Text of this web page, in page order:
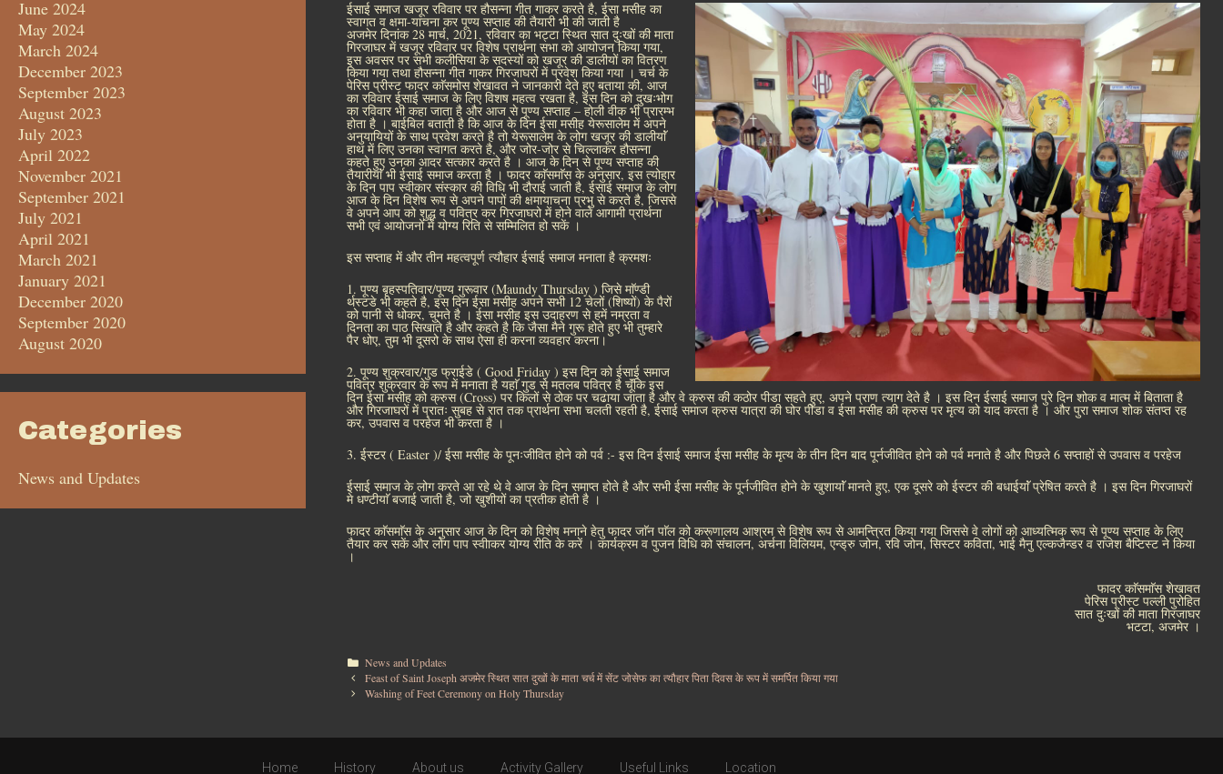
ईसाई समाज खजूर रविवार पर हौसन्ना गीत गाकर करते है, ईसा मसीह का
स्वागत व क्षमा-याचना कर पूण्य सप्ताह की तैयारी भी की जाती है
अजमेर दिनांक 28 मार्च, 2021, रविवार का भट्टा स्थित सात दुःखों की माता
गिरजाघर में खजूर रविवार पर विशेष प्रार्थना सभा को आयोजन किया गया,
इस अवसर पर सभी कलीसिया के सदस्यों को खजूर की डालीयों का वितरण
किया गया तथा हौसन्ना गीत गाकर गिरजाघरों में प्रवेश किया गया । चर्च के
पेरिस प्रीस्ट फादर काॅसमोस शेखावत ने जानकारी देते हुए बताया की, आज
का रविवार ईसाई समाज के लिए विशष महत्व रखता है, इस दिन को दुखःभोग
का रविवार भी कहा जाता है और आज से पूण्य सप्ताह – होली वीक भी प्रारम्भ
होता है । बाईबिल बताती है कि आज के दिन ईसा मसीह येरूसालेम में अपने
अनुयायियों के साथ प्रवेश करते है तो येरूसालेम के लोग खजूर की डालीयाॅं
हाथ में लिए उनका स्वागत करते है, और जोर-जोर से चिल्लाकर हौसन्ना
कहते हुए उनका आदर सत्कार करते है । आज के दिन से पूण्य सप्ताह की
तैयारीयाॅं भी ईसाई समाज करता है । फादर काॅसमाॅस के अनुसार, इस त्योहार
के दिन पाप स्वीकार संस्कार की विधि भी दौराई जाती है, ईसाई समाज के लोग
आज के दिन विशेष रूप से अपने पापों की क्षमायाचना प्रभु से करते है, जिससे
वे अपने आप को शुद्ध व पवित्र कर गिरजाघरो में होने वाले आगामी प्रार्थना
सभी एवं आयोजनों में योग्य रिति से सम्मिलित हो सकें ।
इस सप्ताह में और तीन महत्वपूर्ण त्यौहार ईसाई समाज मनाता है क्रमशः
1. पूण्य बृहस्पतिवार/पूण्य गुरूवार (Maundy Thursday ) जिसे माॅण्डी
र्थस्टडे भी कहते है, इस दिन ईसा मसीह अपने सभी 12 चेलों (शिष्यों) के पैरों
को पानी से धोकर, चुमते है । ईसा मसीह इस उदाहरण से हमें नम्रता व
दिनता का पाठ सिखाते है और कहते है कि जैसा मैने गुरू होते हुए भी तुम्हारे
पैर धोए, तुम भी दूसरो के साथ ऐसा ही करना व्यवहार करना।
2. पूण्य शुक्रवार/गुड फ्राईडे ( Good Friday ) इस दिन को ईसाई समाज
पवित्र शुक्रवार के रूप में मनाता है यहाॅ गुड से मतलब पवित्र है चूॅंकि इस
दिन ईसा मसीह को क्रुस (Cross) पर किलों से ठोक पर चढाया जाता है और वे क्रुस की कठोर पीडा सहते हुए, अपने प्राण त्याग देते है । इस दिन ईसाई समाज पुरे दिन शोक व मात्म में बिताता है
और गिरजाघरों में प्रातः सुबह से रात तक प्रार्थना सभा चलती रहती है, ईसाई समाज क्रुस यात्रा की घोर पीडा व ईसा मसीह की क्रुस पर मृत्य को याद करता है । और पुरा समाज शोक संतप्त रह
कर, उपवास व परहेज भी करता है ।
3. ईस्टर ( Easter )/ ईसा मसीह के पूनःजीवित होने को पर्व :- इस दिन ईसाई समाज ईसा मसीह के मृत्य के तीन दिन बाद पूर्नजीवित होने को पर्व मनाते है और पिछले 6 सप्ताहों से उपवास व परहेज
ईसाई समाज के लोग करते आ रहे थे वे आज के दिन समाप्त होते है और सभी ईसा मसीह के पूर्नजीवित होने के खुशायाॅं मानते हुए, एक दूसरे को ईस्टर की बधाईयाॅं प्रेषित करते है । इस दिन गिरजाघरों
मे धण्टीयाॅ बजाई जाती है, जो खुशीयों का प्रतीक होती है ।
फादर काॅसमाॅस के अनुसार आज के दिन को विशेष मनाने हेतु फादर जाॅन पाॅल को करूणालय आश्रम से विशेष रूप से आमन्त्रित किया गया जिससे वे लोगों को आध्यत्मिक रूप से पूण्य सप्ताह के लिए
तैयार कर सकें और लोग पाप स्वीाकर योग्य रीति के करें । कार्यक्रम व पुजन विधि को संचालन, अर्चना विलियम, एन्ड्रु जोन, रवि जोन, सिस्टर कविता, भाई मैनु एल्कजैन्डर व राजेश बैप्टिस्ट ने किया
।
फादर काॅसमाॅस शेखावत
पेरिस प्रीस्ट पल्ली पुरोहित
सात दुःखों की माता गिरजाघर
भटटा, अजमेर ।
News and Updates
Feast of Saint Joseph अजमेर स्थित सात दुखों के माता चर्च में सेंट जोसेफ का त्यौहार पिता दिवस के रूप में समर्पित किया गया
Washing of Feet Ceremony on Holy Thursday
June 2024
May 2024
March 2024
December 2023
September 2023
August 2023
July 2023
April 2022
November 2021
September 2021
July 2021
April 2021
March 2021
January 2021
December 2020
September 2020
August 2020
Categories
News and Updates
Home History About us Activity Gallery Useful Links Location